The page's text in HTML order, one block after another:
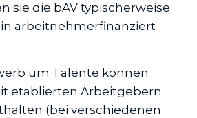
sie die bAV typischerweise
arbeitnehmerfinanziert
um Talente können
etablierten Arbeitgebern
(bei verschiedenen